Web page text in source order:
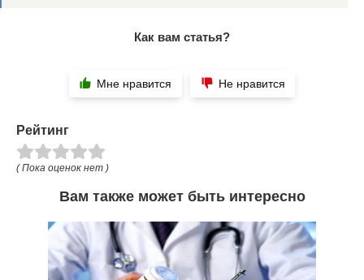
Как вам статья?
Мне нравится Не нравится
Рейтинг
( Пока оценок нет )
Вам также может быть интересно